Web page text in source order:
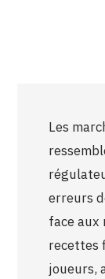
Les
erreurs
face aux
recettes
joueurs,